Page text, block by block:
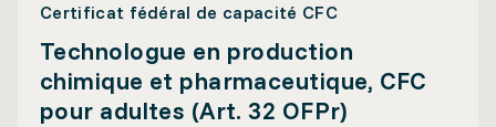
Certificat fédéral de capacité CFC
Technologue en production
chimique et pharmaceutique, CFC
pour adultes (Art. 32 OFPr)